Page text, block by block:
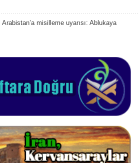
Arabistan’a misilleme uyarısı: Ablukaya